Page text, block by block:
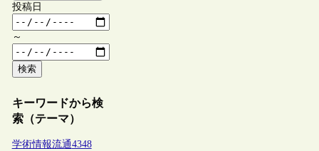
投稿日
～
検索
キーワードから検
索（テーマ）
学術情報流通4348